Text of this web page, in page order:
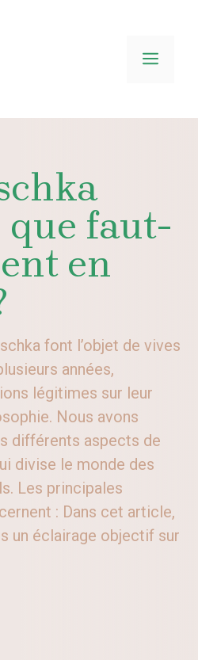
que faut-
en
font l’objet de vives
années,
légitimes sur leur
Nous avons
différents aspects de
divise le monde des
Les principales
: Dans cet article,
un éclairage objectif sur